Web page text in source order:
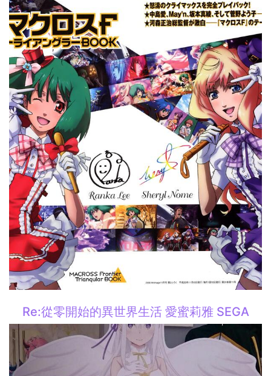
Re:從零開始的異世界生活 愛蜜莉雅 SEGA